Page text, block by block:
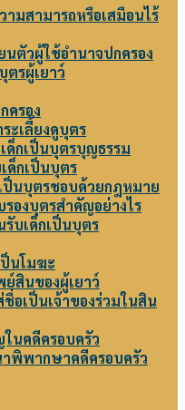
ามสามารถหรือเสมือนไร้
นตัวผู้ใช้อำนาจปกครอง
ตรผู้เยาว์
ครอง
ะเลี้ยงดูบุตร
ด็กเป็นบุตรบุญธรรม
ด็กเป็นบุตร
ป็นบุตรชอบด้วยกฎหมาย
องบุตรสำคัญอย่างไร
รับเด็กเป็นบุตร
นโมฆะ
ย์สินของผู้เยาว์
อเป็นเจ้าของร่วมในสิน
นคดีครอบครัว
พิพากษาคดีครอบครัว